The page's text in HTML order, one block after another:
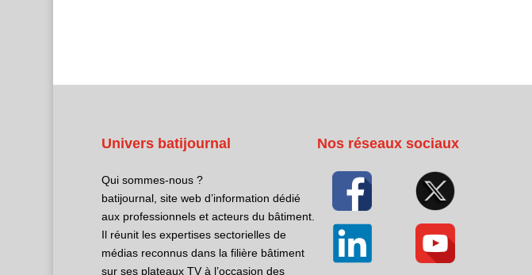
Univers batijournal
Qui sommes-nous ?
batijournal, site web d’information dédié
aux professionnels et acteurs du bâtiment.
Il réunit les expertises sectorielles de
médias reconnus dans la filière bâtiment
sur ses plateaux TV à l’occasion des
Nos réseaux sociaux